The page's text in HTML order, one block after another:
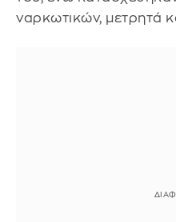
ναρκωτικών, μετρητά